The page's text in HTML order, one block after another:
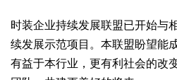
时装企业持续发展联盟已开始与
续发展示范项目。本联盟盼望能
有益于本行业，更有利社会的改